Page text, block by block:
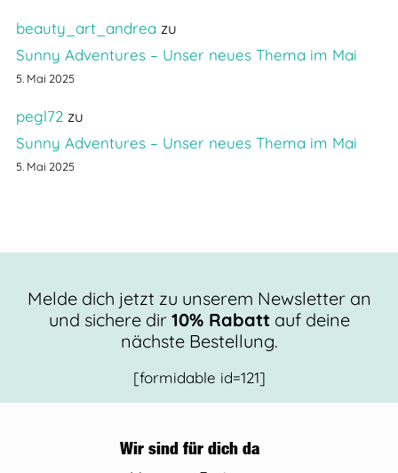
beauty_art_andrea zu
Sunny Adventures – Unser neues Thema im Mai
5. Mai 2025
pegl72zu
Sunny Adventures – Unser neues Thema im Mai
5. Mai 2025
Melde dich jetzt zu unserem Newsletter an
und sichere dir 10% Rabattauf deine
nächste Bestellung.
[formidable id=121]
Wir sind für dich da